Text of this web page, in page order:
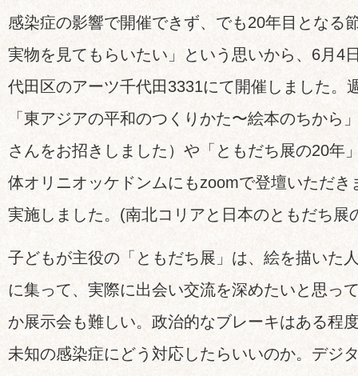
感染症の影響で開催できず、でも20年目となる
実物を見てもらいたい」という思いから、6月4
代田区のアーツ千代田3331にて開催しました。
「東アジアの平和のつくりかた〜絵本のちから
さんをお招きしました）や「ともだち展の20年
体オリニオッケドンムにもzoomで登壇いただき
実施しました。(南北コリアと日本のともだち展
子どもが主役の「ともだち展」は、絵を描いた
に集って、実際に出会い交流を深めたいと思っ
か展示会も難しい。政治的なブレーキはある程
未知の感染症にどう対応したらいいのか。デジ